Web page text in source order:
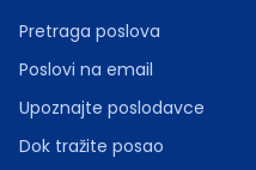
Pretraga poslova
Poslovi na email
Upoznajte poslodavce
Dok tražite posao